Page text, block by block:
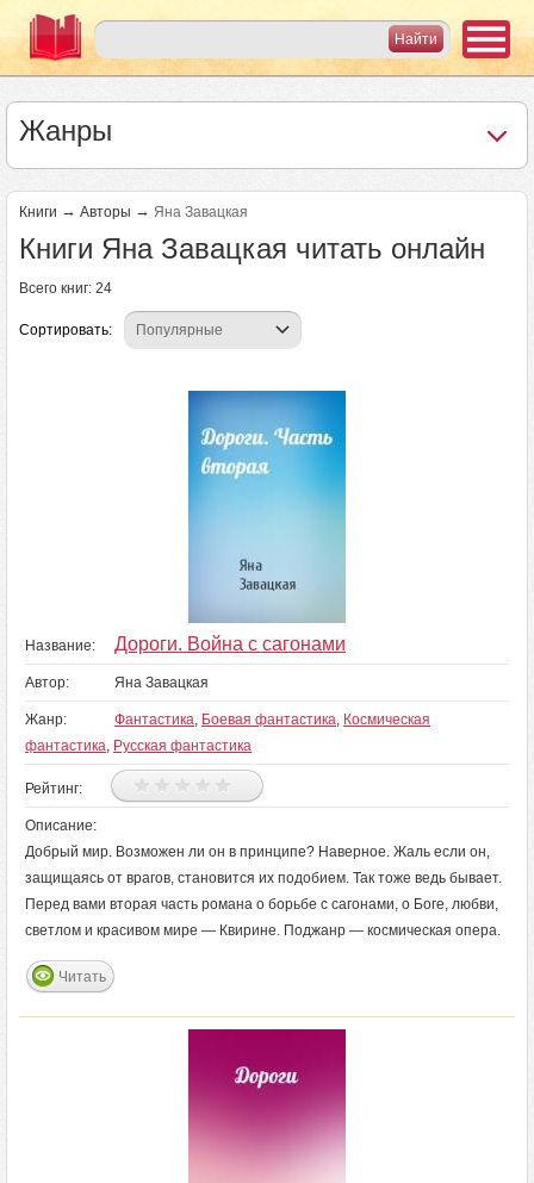
Жанры
Книги → Авторы → Яна Завацкая
Книги Яна Завацкая читать онлайн
Всего книг: 24
Сортировать:
Название: Дороги. Война с сагонами
Автор: Яна Завацкая
Жанр: Фантастика, Боевая фантастика, Космическая
фантастика, Русская фантастика
Рейтинг:
Описание:
Добрый мир. Возможен ли он в принципе? Наверное. Жаль если он,
защищаясь от врагов, становится их подобием. Так тоже ведь бывает.
Перед вами вторая часть романа о борьбе с сагонами, о Боге, любви,
светлом и красивом мире — Квирине. Поджанр — космическая опера.
Читать
Страницы